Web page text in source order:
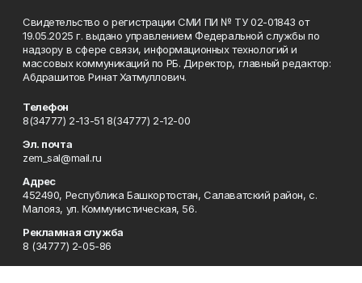
Свидетельство о регистрации СМИ ПИ № ТУ 02-01843 от
19.05.2025 г. выдано управлением Федеральной службы по
надзору в сфере связи, информационных технологий и
массовых коммуникаций по РБ. Директор, главный редактор:
Абдрашитов Ринат Хатмуллович.
Телефон
8(34777) 2-13-51 8(34777) 2-12-00
Эл. почта
zem_sal@mail.ru
Адрес
452490, Республика Башкортостан, Салаватский район, с.
Малояз, ул. Коммунистическая, 56.
Рекламная служба
8 (34777) 2-05-86
Редакция